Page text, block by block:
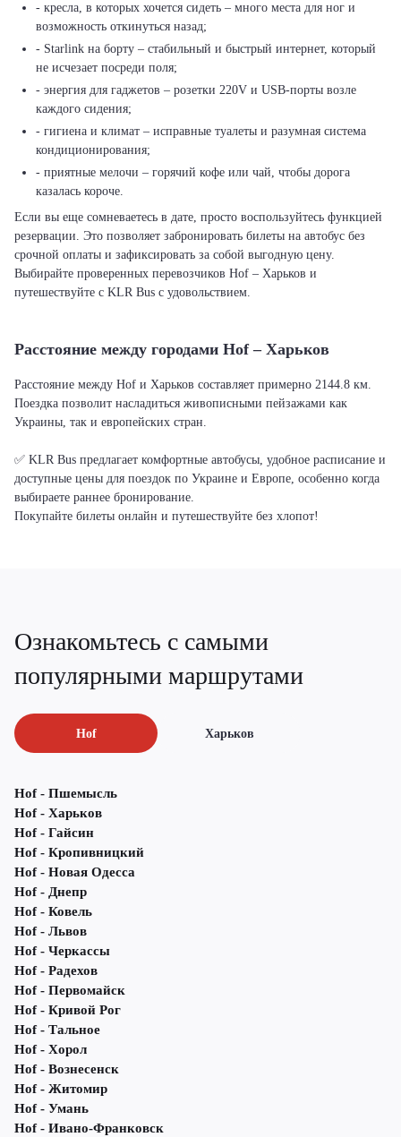
- кресла, в которых хочется сидеть – много места для ног и
возможность откинуться назад;
- Starlink на борту – стабильный и быстрый интернет, который
не исчезает посреди поля;
- энергия для гаджетов – розетки 220V и USB-порты возле
каждого сидения;
- гигиена и климат – исправные туалеты и разумная система
кондиционирования;
- приятные мелочи – горячий кофе или чай, чтобы дорога
казалась короче.
Если вы еще сомневаетесь в дате, просто воспользуйтесь функцией
резервации. Это позволяет забронировать билеты на автобус без
срочной оплаты и зафиксировать за собой выгодную цену.
Выбирайте проверенных перевозчиков Hof – Харьков и
путешествуйте с KLR Bus с удовольствием.
Расстояние между городами Hof – Харьков
Расстояние между Hof и Харьков составляет примерно 2144.8 км.
Поездка позволит насладиться живописными пейзажами как
Украины, так и европейских стран.
✅ KLR Bus предлагает комфортные автобусы, удобное расписание и
доступные цены для поездок по Украине и Европе, особенно когда
выбираете раннее бронирование.
Покупайте билеты онлайн и путешествуйте без хлопот!
Ознакомьтесь с самыми
популярными маршрутами
Hof Харьков
Hof - Пшемысль
Hof - Харьков
Hof - Гайсин
Hof - Кропивницкий
Hof - Новая Одесса
Hof - Днепр
Hof - Ковель
Hof - Львов
Hof - Черкассы
Hof - Радехов
Hof - Первомайск
Hof - Кривой Рог
Hof - Тальное
Hof - Хорол
Hof - Вознесенск
Hof - Житомир
Hof - Умань
Hof - Ивано-Франковск